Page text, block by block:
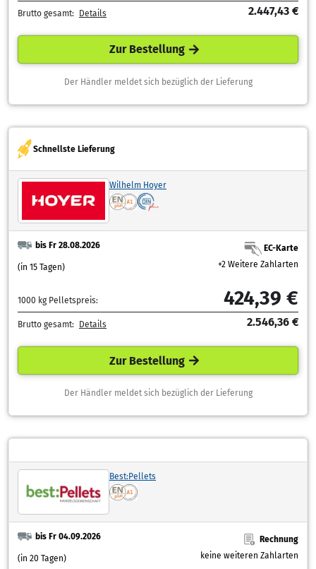
Brutto gesamt: Details 2.447,43 €
Zur Bestellung
Der Händler meldet sich bezüglich der Lieferung
Schnellste Lieferung
Wilhelm Hoyer
bis Fr 28.08.2026
(in 15 Tagen)
EC-Karte
+2 Weitere Zahlarten
1000 kg Pelletspreis: 424,39 €
Brutto gesamt: Details 2.546,36 €
Zur Bestellung
Der Händler meldet sich bezüglich der Lieferung
Best:Pellets
bis Fr 04.09.2026
(in 20 Tagen)
Rechnung
keine weiteren Zahlarten